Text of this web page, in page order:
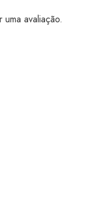
avaliação.